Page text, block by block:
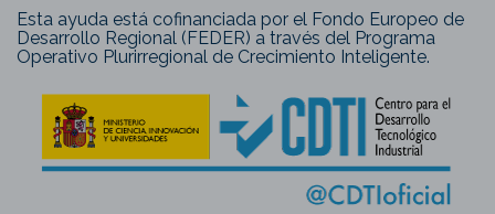
Esta ayuda está cofinanciada por el Fondo Europeo de
Desarrollo Regional (FEDER) a través del Programa
Operativo Plurirregional de Crecimiento Inteligente.